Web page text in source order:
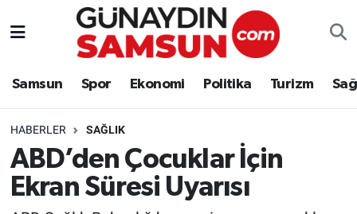
Samsun Spor Ekonomi Politika Turizm
HABERLER SAĞLIK
ABD’den Çocuklar İçin
Ekran Süresi Uyarısı
Samsun
Politika
Nöbetçi Eczaneler
Süper Lig Puan Durumu ve Fikstür